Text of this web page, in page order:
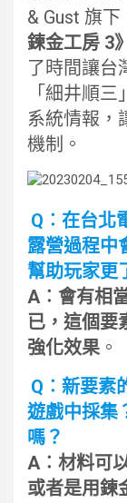
& Gust 旗
鍊金工房 3》
了時間讓台
「細井順
系統情報，
機制。
Q︰在台北
露營過程中
幫助玩家更
A︰會有相
已，這個要
強化效果 。
Q︰新要素
遊戲中採集
嗎？
A︰材料可
或者是用鍊